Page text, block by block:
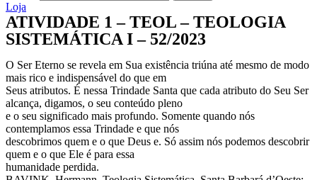
Loja
ATIVIDADE 1 – TEOL – TEOLOGIA
SISTEMÁTICA I – 52/2023
O Ser Eterno se revela em Sua existência triúna até mesmo de modo
mais rico e indispensável do que em
Seus atributos. É nessa Trindade Santa que cada atributo do Seu Ser
alcança, digamos, o seu conteúdo pleno
e o seu significado mais profundo. Somente quando nós
contemplamos essa Trindade e que nós
descobrimos quem e o que Deus e. Só assim nós podemos descobrir
quem e o que Ele é para essa
humanidade perdida.